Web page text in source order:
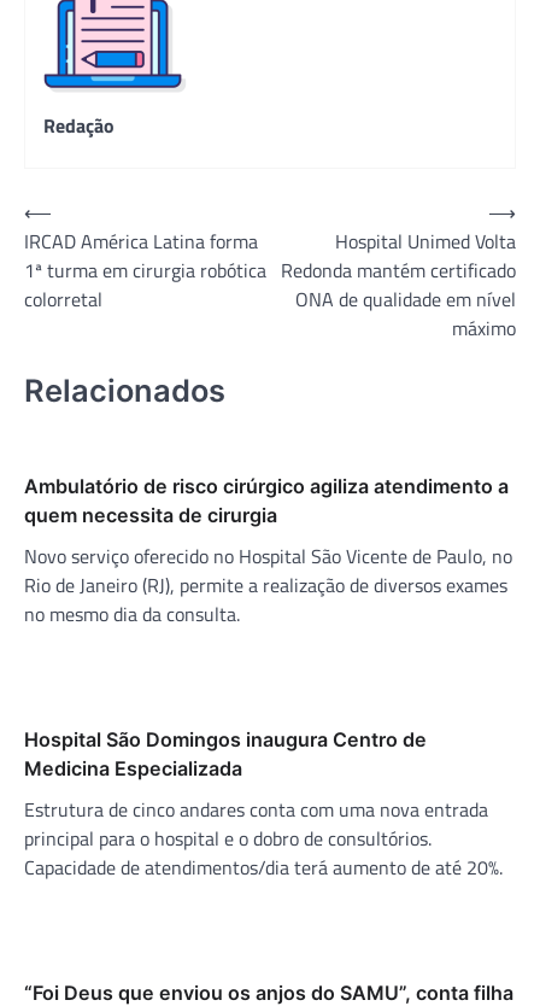
Redação
Navegação
de
Post
⟵
IRCAD América Latina forma
1ª turma em cirurgia robótica
colorretal
Hospital Unimed Volta
Redonda mantém certificado
ONA de qualidade em nível
máximo
⟶
Relacionados
Ambulatório de risco cirúrgico agiliza atendimento a
quem necessita de cirurgia
Novo serviço oferecido no Hospital São Vicente de Paulo, no
Rio de Janeiro (RJ), permite a realização de diversos exames
no mesmo dia da consulta.
Hospital São Domingos inaugura Centro de
Medicina Especializada
Estrutura de cinco andares conta com uma nova entrada
principal para o hospital e o dobro de consultórios.
Capacidade de atendimentos/dia terá aumento de até 20%.
“Foi Deus que enviou os anjos do SAMU”, conta filha